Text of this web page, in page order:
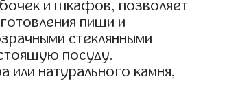
и шкафов, позволяет
пищи и
стеклянными
посуду.
натурального камня,